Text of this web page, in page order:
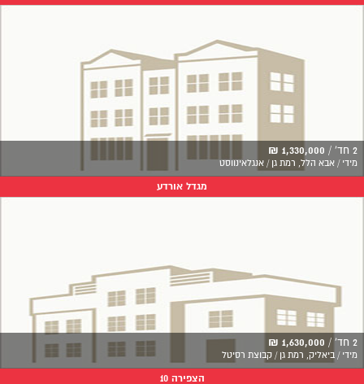
2 חד' / 1,330,000 ₪
מידי / אבא הלל, רמת גן / אנגלאינווסט
מגדל אורדע
2 חד' / 1,630,000 ₪
מידי / ביאליק, רמת גן / קבוצת רסיטל
הצפירה 10